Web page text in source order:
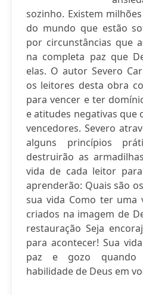
sozinho. Existem
do mundo que estão
por circunstâncias que
na completa paz que
elas. O autor Severo
os leitores desta obra
para vencer e ter
e atitudes negativas que
vencedores. Severo
alguns princípios
destruirão as
vida de cada leitor
aprenderão: Quais são
sua vida Como ter uma
criados na imagem de
restauração Seja
para acontecer! Sua
paz e gozo quando
habilidade de Deus em